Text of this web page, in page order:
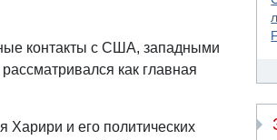
контакты с США, западными
как главная
Харири и его политических